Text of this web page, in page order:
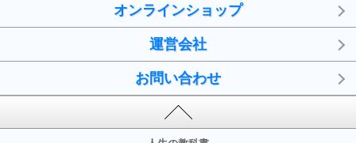
オンラインショップ
運営会社
お問い合わせ